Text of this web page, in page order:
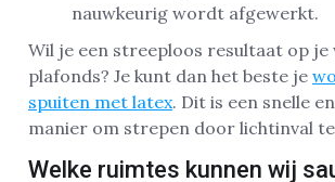
nauwkeurig wordt afgewerkt.
Wil je een streeploos resultaat op je
plafonds? Je kunt dan het beste je
spuiten met latex. Dit is een snelle
manier om strepen door lichtinval
Welke ruimtes kunnen wij